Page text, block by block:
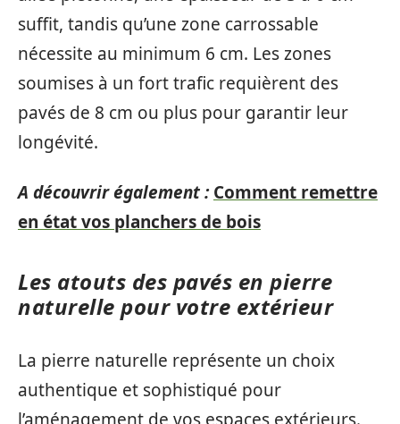
suffit, tandis qu’une zone carrossable
nécessite au minimum 6 cm. Les zones
soumises à un fort trafic requièrent des
pavés de 8 cm ou plus pour garantir leur
longévité.
A découvrir également : Comment remettre
en état vos planchers de bois
Les atouts des pavés en pierre
naturelle pour votre extérieur
La pierre naturelle représente un choix
authentique et sophistiqué pour